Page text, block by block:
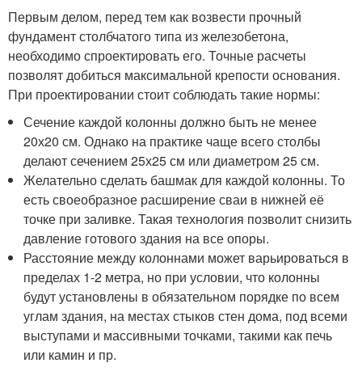
Первым делом, перед тем как возвести прочный
фундамент столбчатого типа из железобетона,
необходимо спроектировать его. Точные расчеты
позволят добиться максимальной крепости основания.
При проектировании стоит соблюдать такие нормы:
Сечение каждой колонны должно быть не менее
20х20 см. Однако на практике чаще всего столбы
делают сечением 25х25 см или диаметром 25 см.
Желательно сделать башмак для каждой колонны. То
есть своеобразное расширение сваи в нижней её
точке при заливке. Такая технология позволит снизить
давление готового здания на все опоры.
Расстояние между колоннами может варьироваться в
пределах 1-2 метра, но при условии, что колонны
будут установлены в обязательном порядке по всем
углам здания, на местах стыков стен дома, под всеми
выступами и массивными точками, такими как печь
или камин и пр.